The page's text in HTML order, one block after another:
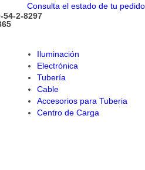
Consulta el estado de tu pedido
2-8297
Iluminación
Electrónica
Tubería
Cable
Accesorios para Tuberia
Centro de Carga